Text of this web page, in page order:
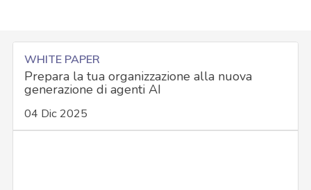
WHITE PAPER
Prepara la tua organizzazione alla nuova
generazione di agenti AI
04 Dic 2025